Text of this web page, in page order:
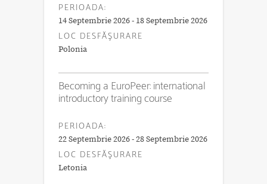
PERIOADA:
14 Septembrie 2026 - 18 Septembrie 2026
LOC DESFĂŞURARE
Polonia
Becoming a EuroPeer: international
introductory training course
PERIOADA:
22 Septembrie 2026 - 28 Septembrie 2026
LOC DESFĂŞURARE
Letonia